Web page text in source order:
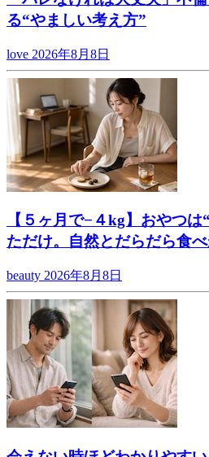
る“やましい考え方”
love 2026年8月8日
【５ヶ月で−４kg】おやつ
ただけ。自然とだらだら食
beauty 2026年8月8日